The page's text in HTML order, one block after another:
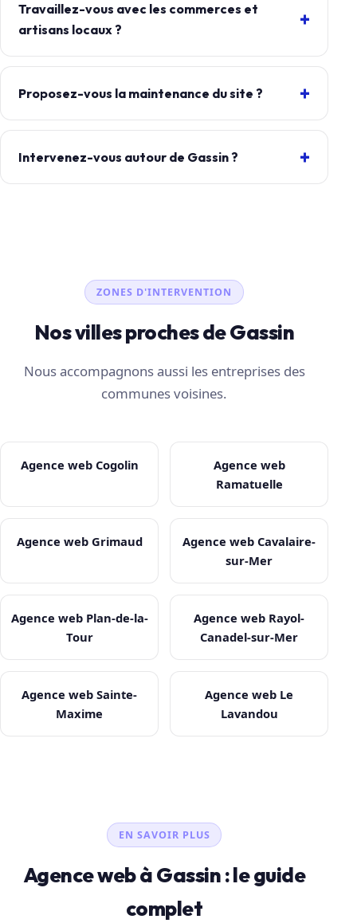
Travaillez-vous avec les commerces et
artisans locaux ?
Proposez-vous la maintenance du site ?
Intervenez-vous autour de Gassin ?
ZONES D'INTERVENTION
Nos villes proches de Gassin
Nous accompagnons aussi les entreprises des
communes voisines.
Agence web Cogolin
Agence web
Ramatuelle
Agence web Grimaud
Agence web Cavalaire-
sur-Mer
Agence web Plan-de-la-
Tour
Agence web Rayol-
Canadel-sur-Mer
Agence web Sainte-
Maxime
Agence web Le
Lavandou
EN SAVOIR PLUS
Agence web à Gassin : le guide
complet